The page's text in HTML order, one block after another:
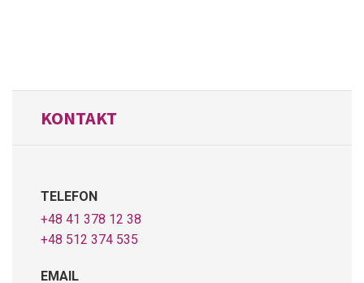
KONTAKT
TELEFON
+48 41 378 12 38
+48 512 374 535
EMAIL